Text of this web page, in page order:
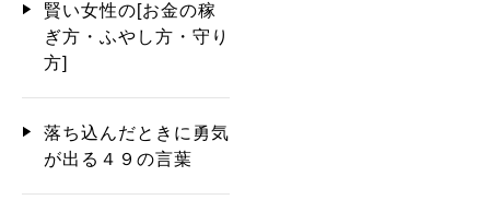
賢い女性の[お金の稼
ぎ方・ふやし方・守り
方]
落ち込んだときに勇気
が出る４９の言葉